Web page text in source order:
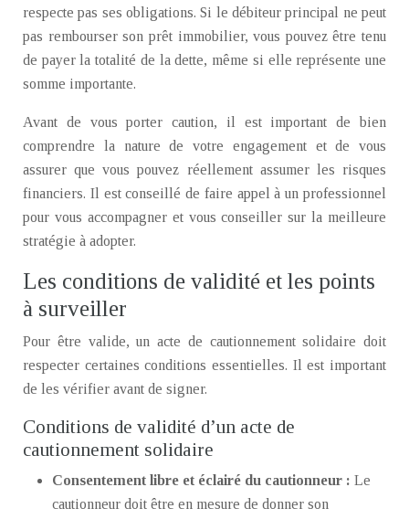
respecte pas ses obligations. Si le débiteur principal ne peut
pas rembourser son prêt immobilier, vous pouvez être tenu
de payer la totalité de la dette, même si elle représente une
somme importante.
Avant de vous porter caution, il est important de bien
comprendre la nature de votre engagement et de vous
assurer que vous pouvez réellement assumer les risques
financiers. Il est conseillé de faire appel à un professionnel
pour vous accompagner et vous conseiller sur la meilleure
stratégie à adopter.
Les conditions de validité et les points
à surveiller
Pour être valide, un acte de cautionnement solidaire doit
respecter certaines conditions essentielles. Il est important
de les vérifier avant de signer.
Conditions de validité d’un acte de
cautionnement solidaire
Consentement libre et éclairé du cautionneur : Le
cautionneur doit être en mesure de donner son